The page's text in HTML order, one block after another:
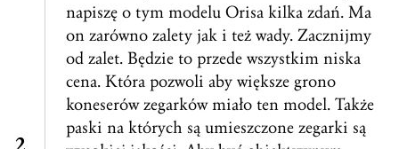
napiszę o tym modelu Orisa kilka zdań. Ma
on zarówno zalety jak i też wady. Zacznijmy
od zalet. Będzie to przede wszystkim niska
cena. Która pozwoli aby większe grono
koneserów zegarków miało ten model. Także
paski na których są umieszczone zegarki są